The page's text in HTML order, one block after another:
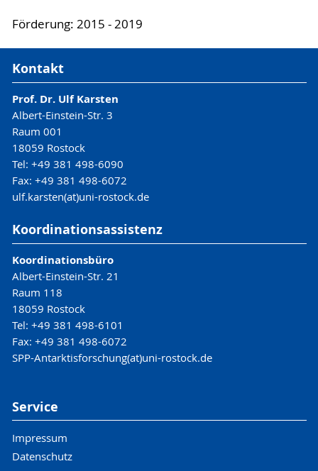
Förderung: 2015 - 2019
Kontakt
Prof. Dr. Ulf Karsten
Albert-Einstein-Str. 3
Raum 001
18059 Rostock
Tel: +49 381 498-6090
Fax: +49 381 498-6072
ulf.karsten(at)uni-rostock.de
Koordinationsassistenz
Koordinationsbüro
Albert-Einstein-Str. 21
Raum 118
18059 Rostock
Tel: +49 381 498-6101
Fax: +49 381 498-6072
SPP-Antarktisforschung(at)uni-rostock.de
Service
Impressum
Datenschutz